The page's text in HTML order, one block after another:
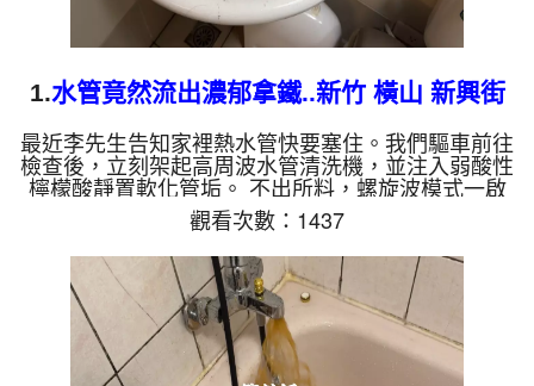
1.水管竟然流出濃郁拿鐵..新竹 橫山 新興街
洗水管
最近李先生告知家裡熱水管快要塞住。我們驅車前往
檢查後，立刻架起高周波水管清洗機，並注入弱酸性
檸檬酸靜置軟化管垢。 不出所料，螺旋波模式一啟
動，泥水瞬間變成濃郁的「拿鐵」！這就是長年累積
在管壁的泥沙與鐵鏽。經過兩個多小時的奮戰，水流
終於從汙濁轉為清澈，熱水也恢復了往日的出水量。
為什麼水管需要定期「大掃除」？ 管壁髒汙靠一般
水壓難以清除，不同的水質也會產生不同的「色彩反
應」： 咖啡色（鐵鏽/泥沙）： 常見於自來水管線老
化。 石油黑（氧化錳）： 抽取地下水常見的黑色管
垢...
觀看次數：1437